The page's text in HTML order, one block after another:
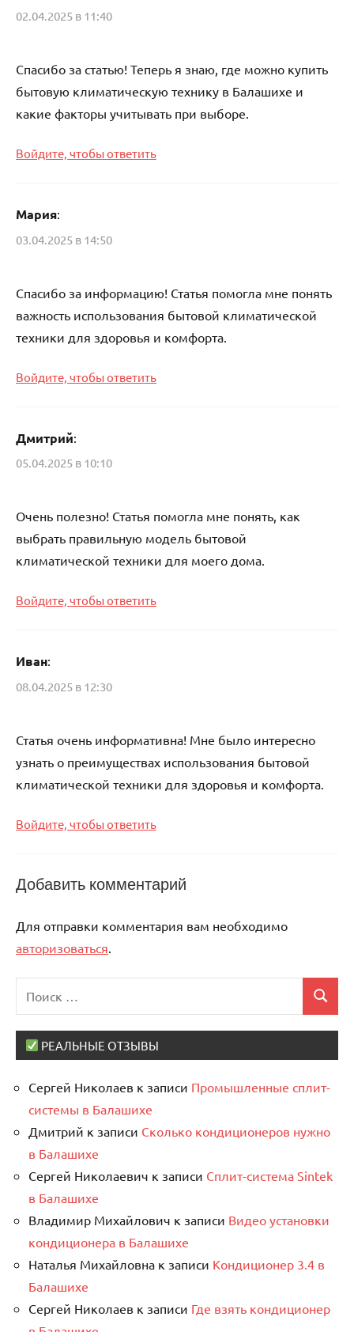
02.04.2025 в 11:40
Спасибо за статью! Теперь я знаю, где можно купить
бытовую климатическую технику в Балашихе и
какие факторы учитывать при выборе.
Войдите, чтобы ответить
Мария:
03.04.2025 в 14:50
Спасибо за информацию! Статья помогла мне понять
важность использования бытовой климатической
техники для здоровья и комфорта.
Войдите, чтобы ответить
Дмитрий:
05.04.2025 в 10:10
Очень полезно! Статья помогла мне понять, как
выбрать правильную модель бытовой
климатической техники для моего дома.
Войдите, чтобы ответить
Иван:
08.04.2025 в 12:30
Статья очень информативна! Мне было интересно
узнать о преимуществах использования бытовой
климатической техники для здоровья и комфорта.
Войдите, чтобы ответить
Добавить комментарий
Для отправки комментария вам необходимо
авторизоваться
Поиск
РЕАЛЬНЫЕ ОТЗЫВЫ
Сергей Николаев к записи Промышленные сплит-
системы в Балашихе
Дмитрий к записи Сколько кондиционеров нужно
в Балашихе
Сергей Николаевич к записи Сплит-система Sintek
в Балашихе
Владимир Михайлович к записи Видео установки
кондиционера в Балашихе
Наталья Михайловна к записи Кондиционер 3.4 в
Балашихе
Сергей Николаев к записи Где взять кондиционер